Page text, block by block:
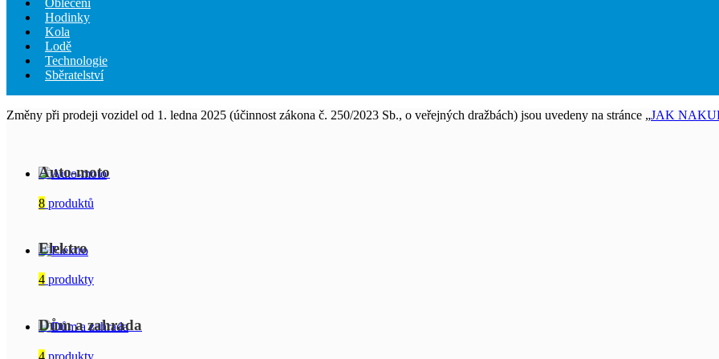
Oblečení
Hodinky
Kola
Lodě
Technologie
Sběratelství
Změny při prodeji vozidel od 1. ledna 2025 (účinnost zákona č. 250/2023 Sb., o veřejných dražbách) jsou uvedeny na stránce „JAK
Auto-moto
8 produktů
Elektro
4 produkty
Dům a zahrada
4 produkty